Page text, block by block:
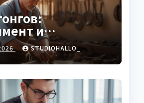
и
STUDIOHALLO_